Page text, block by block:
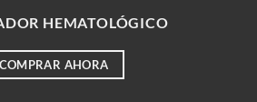
HEMATOLÓGICO
COMPRAR AHORA